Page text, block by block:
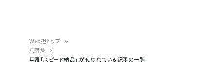
Web担トップ
用語集
用語「スピード納品」 が使われている記事の一覧